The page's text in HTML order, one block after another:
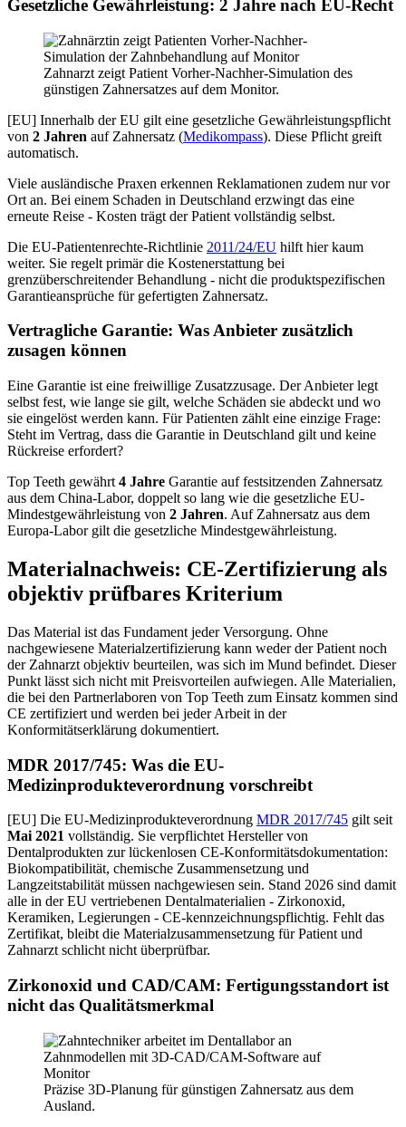
Gesetzliche Gewährleistung: 2 Jahre nach EU-Recht
Zahnarzt zeigt Patient Vorher-Nachher-Simulation des
günstigen Zahnersatzes auf dem Monitor.
[EU] Innerhalb der EU gilt eine gesetzliche Gewährleistungspflicht
von 2 Jahren auf Zahnersatz (Medikompass). Diese Pflicht greift
automatisch.
Viele ausländische Praxen erkennen Reklamationen zudem nur vor
Ort an. Bei einem Schaden in Deutschland erzwingt das eine
erneute Reise - Kosten trägt der Patient vollständig selbst.
Die EU-Patientenrechte-Richtlinie 2011/24/EU hilft hier kaum
weiter. Sie regelt primär die Kostenerstattung bei
grenzüberschreitender Behandlung - nicht die produktspezifischen
Garantieansprüche für gefertigten Zahnersatz.
Vertragliche Garantie: Was Anbieter zusätzlich
zusagen können
Eine Garantie ist eine freiwillige Zusatzzusage. Der Anbieter legt
selbst fest, wie lange sie gilt, welche Schäden sie abdeckt und wo
sie eingelöst werden kann. Für Patienten zählt eine einzige Frage:
Steht im Vertrag, dass die Garantie in Deutschland gilt und keine
Rückreise erfordert?
Top Teeth gewährt 4 Jahre Garantie auf festsitzenden Zahnersatz
aus dem China-Labor, doppelt so lang wie die gesetzliche EU-
Mindestgewährleistung von 2 Jahren. Auf Zahnersatz aus dem
Europa-Labor gilt die gesetzliche Mindestgewährleistung.
Materialnachweis: CE-Zertifizierung als
objektiv prüfbares Kriterium
Das Material ist das Fundament jeder Versorgung. Ohne
nachgewiesene Materialzertifizierung kann weder der Patient noch
der Zahnarzt objektiv beurteilen, was sich im Mund befindet. Dieser
Punkt lässt sich nicht mit Preisvorteilen aufwiegen. Alle Materialien,
die bei den Partnerlaboren von Top Teeth zum Einsatz kommen sind
CE zertifiziert und werden bei jeder Arbeit in der
Konformitätserklärung dokumentiert.
MDR 2017/745: Was die EU-
Medizinprodukteverordnung vorschreibt
[EU] Die EU-Medizinprodukteverordnung MDR 2017/745 gilt seit
Mai 2021 vollständig. Sie verpflichtet Hersteller von
Dentalprodukten zur lückenlosen CE-Konformitätsdokumentation:
Biokompatibilität, chemische Zusammensetzung und
Langzeitstabilität müssen nachgewiesen sein. Stand 2026 sind damit
alle in der EU vertriebenen Dentalmaterialien - Zirkonoxid,
Keramiken, Legierungen - CE-kennzeichnungspflichtig. Fehlt das
Zertifikat, bleibt die Materialzusammensetzung für Patient und
Zahnarzt schlicht nicht überprüfbar.
Zirkonoxid und CAD/CAM: Fertigungsstandort ist
nicht das Qualitätsmerkmal
Präzise 3D-Planung für günstigen Zahnersatz aus dem
Ausland.